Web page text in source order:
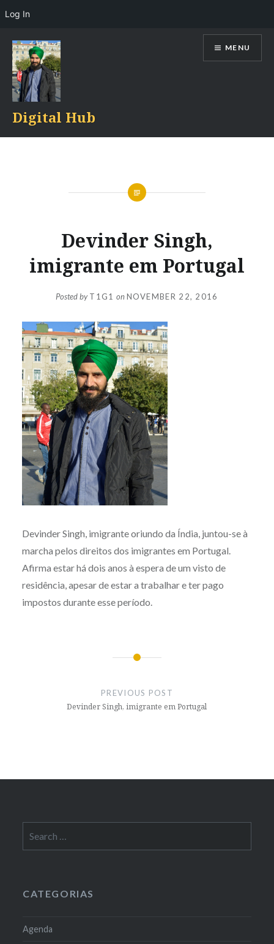
content
Digital Hub
MENU
Devinder Singh,
imigrante em Portugal
Posted byT1G1 onNOVEMBER 22, 2016
Devinder Singh, imigrante oriundo da Índia, juntou-se à
marcha pelos direitos dos imigrantes em Portugal.
Afirma estar há dois anos à espera de um visto de
residência, apesar de estar a trabalhar e ter pago
impostos durante esse período.
PREVIOUS POST
Devinder Singh, imigrante em Portugal
for:
CATEGORIAS
Agenda
Log In